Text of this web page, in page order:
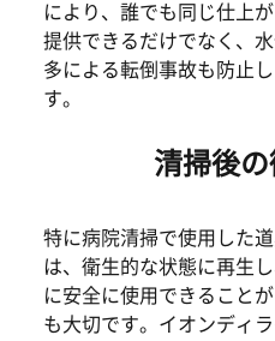
により、誰でも同じ仕上
提供できるだけでなく、
多による転倒事故も防止し
す。
清掃後
特に病院清掃で使用した
は、衛生的な状態に再生
に安全に使用できること
も大切です。イオンディ